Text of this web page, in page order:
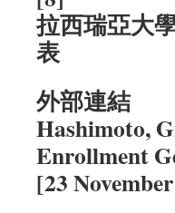
拉西瑞亞大
表
外部連結
Hashimoto,
Enrollment
[23